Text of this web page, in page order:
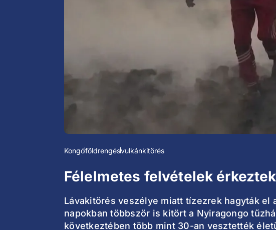
Kongóföldrengésvulkánkitörés
Félelmetes felvételek
Lávakitörés veszélye miatt tízezrek hagyták el
napokban többször is kitört a Nyiragongo
következtében több mint 30-an vesztették